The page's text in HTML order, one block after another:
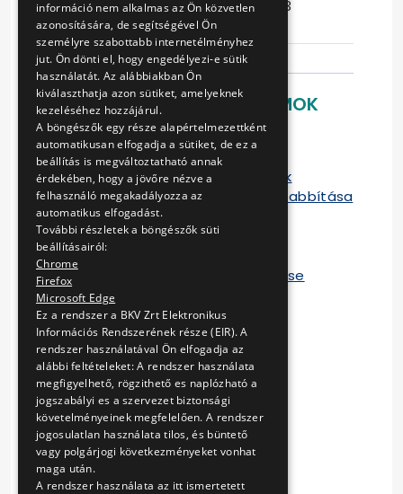
Ajánlattételi
határidő
2014-06-13
13:46:04
LETÖLTHETŐ DOKUMENTUMOK
Eljárást megindító felhívás
Kiegészítő iratok
Szerkeszthető dokumentumok
Részvételi határidő meghosszabbítása
Korrigendum
Módosított kiegészítő iratok
Hiánypótlási felhívás
Részvételi szakasz összegezése
Szerződés 1.
Szerződés 2.
Szerződés 3.
Szerződés 4.
Szerződés 5.
Szerződés 6.
Szerződés 7.
Szerződés 8.
Szerződés 9.
Szerződés 10.
információ nem alkalmas az Ön közvetlen
azonosítására, de segítségével Ön
személyre szabottabb internetélményhez
jut. Ön dönti el, hogy engedélyezi-e sütik
használatát. Az alábbiakban Ön
kiválaszthatja azon sütiket, amelyeknek
kezeléséhez hozzájárul.
A böngészők egy része alapértelmezettként
automatikusan elfogadja a sütiket, de ez a
beállítás is megváltoztatható annak
érdekében, hogy a jövőre nézve a
felhasználó megakadályozza az
automatikus elfogadást.
További részletek a böngészők süti
beállításairól:
Chrome
Firefox
Microsoft Edge
Ez a rendszer a BKV Zrt Elektronikus
Információs Rendszerének része (EIR). A
rendszer használatával Ön elfogadja az
alábbi feltételeket: A rendszer használata
megfigyelhető, rögzithető es naplózható a
jogszabályi es a szervezet biztonsági
követelményeinek megfelelően. A rendszer
jogosulatlan használata tilos, és büntető
vagy polgárjogi következményeket vonhat
maga után.
A rendszer használata az itt ismertetett